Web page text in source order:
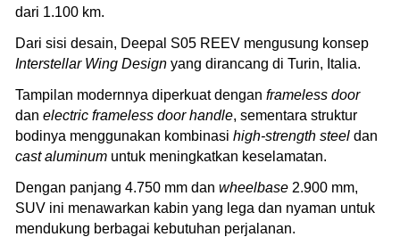
dari 1.100 km.
Dari sisi desain, Deepal S05 REEV mengusung konsep
Interstellar Wing Design yang dirancang di Turin, Italia.
Tampilan modernnya diperkuat dengan frameless door
dan electric frameless door handle, sementara struktur
bodinya menggunakan kombinasi high-strength steel dan
cast aluminum untuk meningkatkan keselamatan.
Dengan panjang 4.750 mm dan wheelbase 2.900 mm,
SUV ini menawarkan kabin yang lega dan nyaman untuk
mendukung berbagai kebutuhan perjalanan.